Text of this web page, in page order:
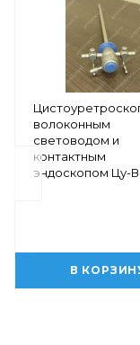
волоконным
световодом и
контактным
эндоскопом Цу-
В